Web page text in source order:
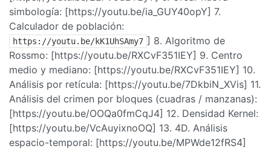
simbología: [https://youtu.be/ia_GUY40opY] 7.
Calculador de población:
https://youtu.be/kK1UhSAmy7 ] 8. Algoritmo de
Rossmo: [https://youtu.be/RXCvF351IEY] 9. Centro
medio y mediano: [https://youtu.be/RXCvF351IEY] 10.
Análisis por retícula: [https://youtu.be/7DkbiN_XVis] 11.
Análisis del crimen por bloques (cuadras / manzanas):
[https://youtu.be/OOQa0fmCqJ4] 12. Densidad Kernel:
[https://youtu.be/VcAuyixnoOQ] 13. 4D. Análisis
espacio-temporal: [https://youtu.be/MPWde12fRS4]